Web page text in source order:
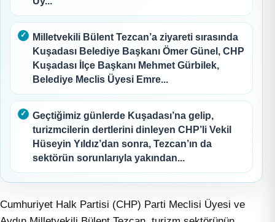
Milletvekili Bülent Tezcan’a ziyareti sırasında
Kuşadası Belediye Başkanı Ömer Günel, CHP
Kuşadası İlçe Başkanı Mehmet Gürbilek,
Belediye Meclis Üyesi Emre...
Geçtiğimiz günlerde Kuşadası’na gelip,
turizmcilerin dertlerini dinleyen CHP’li Vekil
Hüseyin Yıldız’dan sonra, Tezcan’ın da
sektörün sorunlarıyla yakından...
Cumhuriyet Halk Partisi (CHP) Parti Meclisi Üyesi ve